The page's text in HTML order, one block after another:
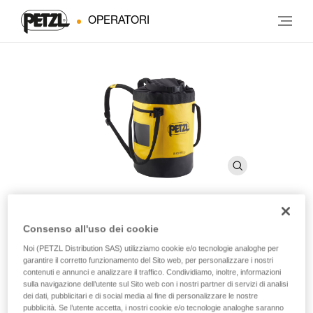
OPERATORI
BUCKET 30
Sacco autoportante. 30 litri
Semplice e robusto, il sacco portacorda BUCKET 30
Consenso all'uso dei cookie
Noi (PETZL Distribution SAS) utilizziamo cookie e/o tecnologie analoghe per
garantire il corretto funzionamento del Sito web, per personalizzare i nostri
contenuti e annunci e analizzare il traffico. Condividiamo, inoltre, informazioni
sulla navigazione dell’utente sul Sito web con i nostri partner di servizi di analisi
dei dati, pubblicitari e di social media al fine di personalizzare le nostre
pubblicità. Se l’utente accetta, i nostri cookie e/o tecnologie analoghe saranno